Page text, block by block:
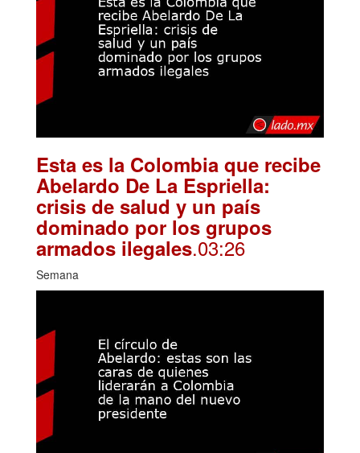
Esta es la Colombia que recibe
Abelardo De La Espriella:
crisis de salud y un país
dominado por los grupos
armados ilegales.03:26
Semana